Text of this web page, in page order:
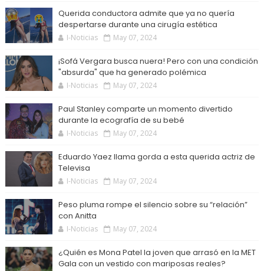
Querida conductora admite que ya no quería
despertarse durante una cirugía estética
I-Noticias May 07, 2024
¡Sofá Vergara busca nuera! Pero con una condición
"absurda" que ha generado polémica
I-Noticias May 07, 2024
Paul Stanley comparte un momento divertido
durante la ecografía de su bebé
I-Noticias May 07, 2024
Eduardo Yaez llama gorda a esta querida actriz de
Televisa
I-Noticias May 07, 2024
Peso pluma rompe el silencio sobre su “relación”
con Anitta
I-Noticias May 07, 2024
¿Quién es Mona Patel la joven que arrasó en la MET
Gala con un vestido con mariposas reales?